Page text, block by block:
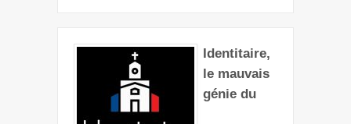
Identitaire,
le mauvais
génie du